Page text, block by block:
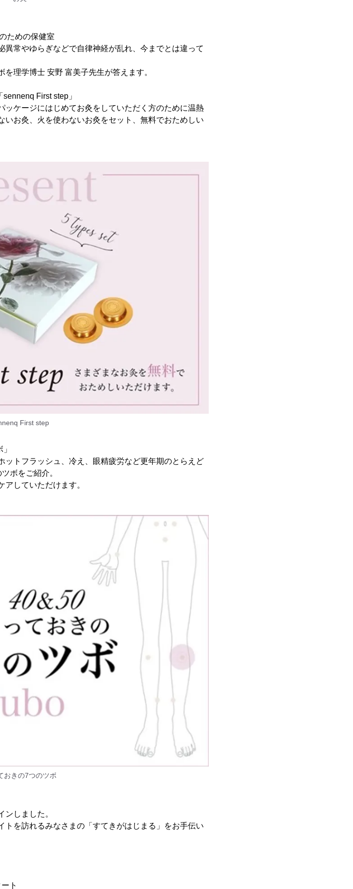
ための保健室
常やゆらぎなどで自律神経が乱れ、今までとは違って
理学博士 安野 富美子先生が答えます。
First step」
ッケージにはじめてお灸をしていただく方のために温熱
お灸、火を使わないお灸をセット、無料でおためしい
First step
ットフラッシュ、冷え、眼精疲労など更年期のとらえど
ボをご紹介。
していただけます。
おきの7つのツボ
しました。
を訪れるみなさまの「すてきがはじまる」をお手伝い
ト